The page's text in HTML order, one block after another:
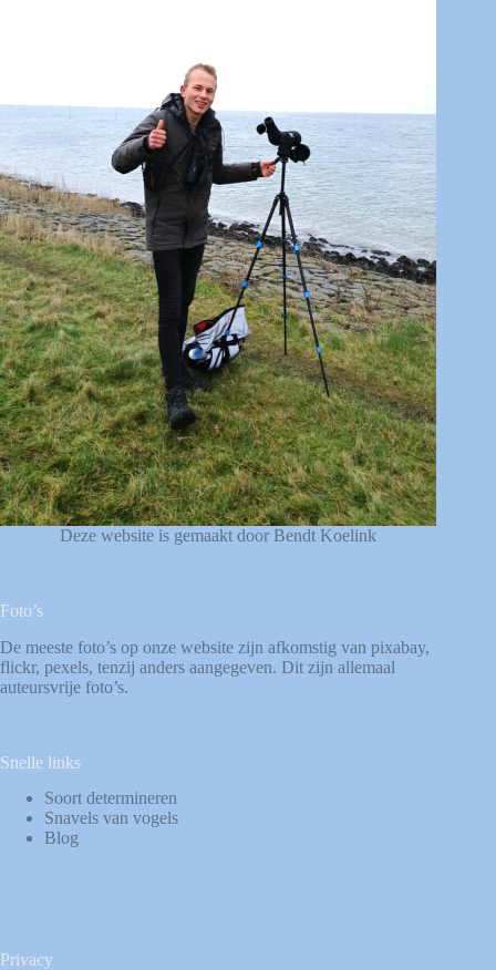
Deze website is gemaakt door Bendt Koelink
Foto’s
De meeste foto’s op onze website zijn afkomstig van pixabay,
flickr, pexels, tenzij anders aangegeven. Dit zijn allemaal
auteursvrije foto’s.
Snelle links
Soort determineren
Snavels van vogels
Blog
Privacy